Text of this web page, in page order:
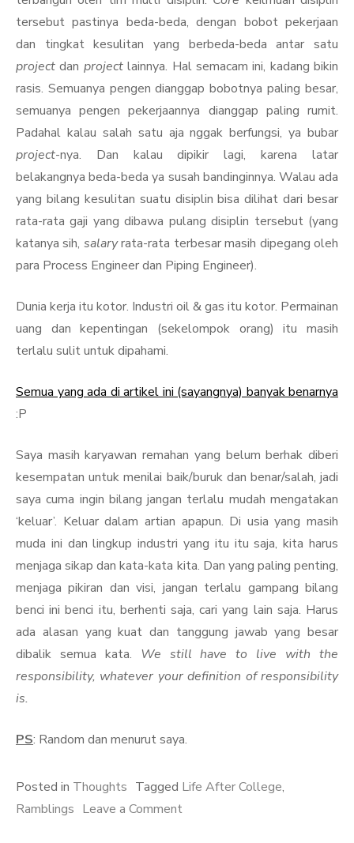
tersebut pastinya beda-beda, dengan bobot pekerjaan
dan tingkat kesulitan yang berbeda-beda antar satu
project dan projectlainnya. Hal semacam ini, kadang bikin
rasis. Semuanya pengen dianggap bobotnya paling besar,
semuanya pengen pekerjaannya dianggap paling rumit.
Padahal kalau salah satu aja nggak berfungsi, ya bubar
project-nya. Dan kalau dipikir lagi, karena latar
belakangnya beda-beda ya susah bandinginnya. Walau ada
yang bilang kesulitan suatu disiplin bisa dilihat dari besar
rata-rata gaji yang dibawa pulang disiplin tersebut (yang
katanya sih, salaryrata-rata terbesar masih dipegang oleh
para Process Engineer dan Piping Engineer).
Dunia kerja itu kotor. Industri oil & gas itu kotor. Permainan
uang dan kepentingan (sekelompok orang) itu masih
terlalu sulit untuk dipahami.
Semua yang ada di artikel ini (sayangnya) banyak benarnya
:P
Saya masih karyawan remahan yang belum berhak diberi
kesempatan untuk menilai baik/buruk dan benar/salah, jadi
saya cuma ingin bilang jangan terlalu mudah mengatakan
‘keluar’. Keluar dalam artian apapun. Di usia yang masih
muda ini dan lingkup industri yang itu itu saja, kita harus
menjaga sikap dan kata-kata kita. Dan yang paling penting,
menjaga pikiran dan visi, jangan terlalu gampang bilang
benci ini benci itu, berhenti saja, cari yang lain saja. Harus
ada alasan yang kuat dan tanggung jawab yang besar
dibalik semua kata. We still have to live with the
responsibility, whatever your definition of responsibility
is.
PS: Random dan menurut saya.
Posted in Thoughts Tagged Life After College,
Ramblings Leave a Commenton